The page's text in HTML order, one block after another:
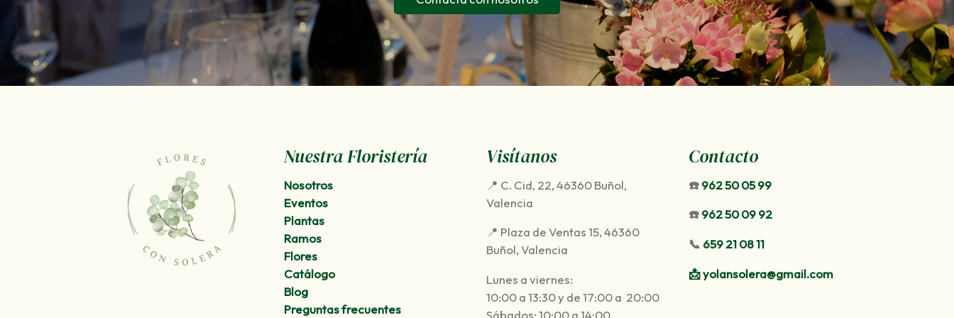
Nuestra Floristería
Nosotros
Eventos
Plantas
Ramos
Flores
Catálogo
Blog
Preguntas frecuentes
Visítanos
📍 C. Cid, 22, 46360 Buñol,
Valencia
📍 Plaza de Ventas 15, 46360
Buñol, Valencia
Lunes a viernes:
10:00 a 13:30 y de 17:00 a 20:00
Sábados: 10:00 a 14:00
Contacto
☎️962 50 05 99
☎️962 50 09 92
📞 659 21 08 11
📩yolansolera@gmail.com